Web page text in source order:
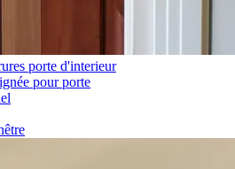
porte d'interieur
pour porte